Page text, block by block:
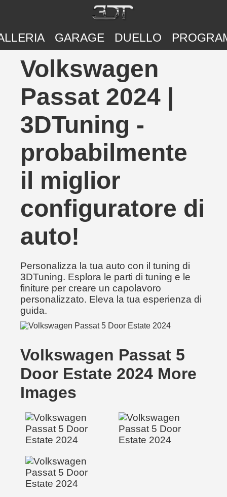
GARAGE DUELLO
Volkswagen
Passat 2024 |
3DTuning -
probabilmente
il miglior
configuratore di
auto!
Personalizza la tua auto con il tuning di
3DTuning. Esplora le parti di tuning e le
finiture per creare un capolavoro
personalizzato. Eleva la tua esperienza di
guida.
Volkswagen Passat 5
Door Estate 2024 More
Images